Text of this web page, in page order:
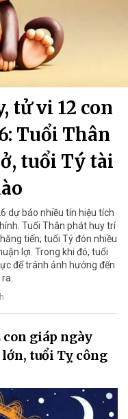
tử vi 12 con
Tuổi Thân
tuổi Tý tài
dự báo nhiều tín hiệu tích
Tuổi Thân phát huy trí
tiến; tuổi Tý đón nhiều
lợi. Trong khi đó, tuổi
để tránh ảnh hưởng đến
ra.
con giáp ngày
lớn, tuổi Tỵ công